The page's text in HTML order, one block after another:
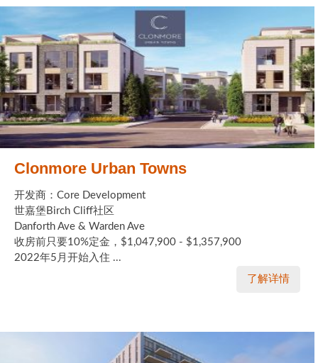
Clonmore Urban Towns
开发商：Core Development
世嘉堡Birch Cliff社区
Danforth Ave & Warden Ave
收房前只要10%定金，$1,047,900 - $1,357,900
2022年5月开始入住 ...
了解详情